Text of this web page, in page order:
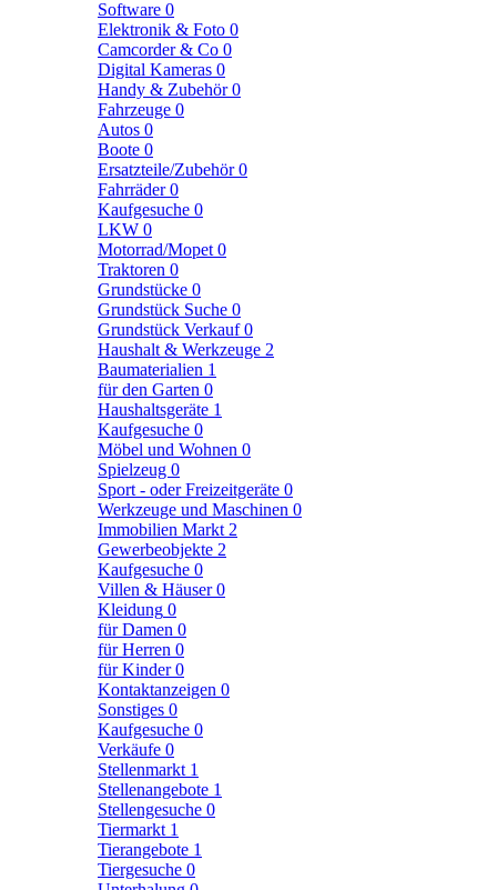
Software 0
Elektronik & Foto 0
Camcorder & Co 0
Digital Kameras 0
Handy & Zubehör0
Fahrzeuge 0
Autos 0
Boote 0
Ersatzteile/Zubehör0
Fahrräder0
Kaufgesuche 0
LKW 0
Motorrad/Mopet 0
Traktoren 0
Grundstücke 0
Grundstück Suche 0
Grundstück Verkauf0
Haushalt & Werkzeuge 2
Baumaterialien 1
für den Garten 0
Haushaltsgeräte 1
Kaufgesuche 0
Möbel und Wohnen 0
Spielzeug 0
Sport - oder Freizeitgeräte 0
Werkzeuge und Maschinen 0
Immobilien Markt 2
Gewerbeobjekte 2
Kaufgesuche 0
Villen & Häuser0
Kleidung 0
für Damen 0
für Herren 0
für Kinder0
Kontaktanzeigen 0
Sonstiges 0
Kaufgesuche 0
Verkäufe 0
Stellenmarkt 1
Stellenangebote 1
Stellengesuche 0
Tiermarkt 1
Tierangebote 1
Tiergesuche 0